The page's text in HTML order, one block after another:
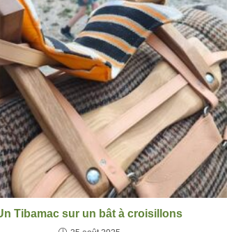
Tibamac sur un bât à croisillons